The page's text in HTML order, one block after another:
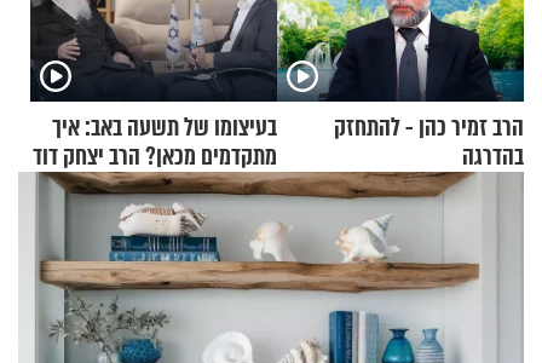
הרב זמיר כהן - להתחזק
בהדרגה
בעיצומו של תשעה באב: איך
מתקדמים מכאן? הרב יצחק דוד
גרוסמן בשיחה מיוחדת